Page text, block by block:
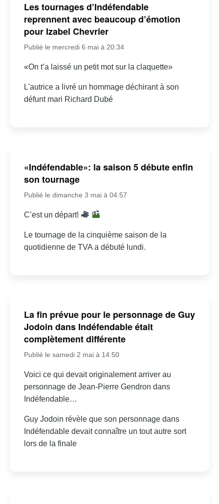
Les tournages d’Indéfendable
reprennent avec beaucoup d’émotion
pour Izabel Chevrier
Publié le mercredi 6 mai à 20:34
«On t’a laissé un petit mot sur la claquette»
L'autrice a livré un hommage déchirant à son
défunt mari Richard Dubé
«Indéfendable»: la saison 5 débute enfin
son tournage
Publié le dimanche 3 mai à 04:57
C’est un départ!
Le tournage de la cinquième saison de la
quotidienne de TVA a débuté lundi.
La fin prévue pour le personnage de Guy
Jodoin dans Indéfendable était
complètement différente
Publié le samedi 2 mai à 14:50
Voici ce qui devait originalement arriver au
personnage de Jean-Pierre Gendron dans
Indéfendable…
Guy Jodoin révèle que son personnage dans
Indéfendable devait connaître un tout autre sort
lors de la finale